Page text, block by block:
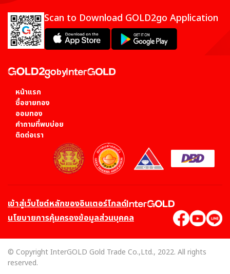
Scan to Download GOLD2go Application
by
หน้าแรก
ซื้อขายทอง
ออมทอง
คำถามที่พบบ่อย
ติดต่อเรา
เข้าสู่เว็บไซต์หลักของอินเตอร์โกลด์
นโยบายการคุ้มครองข้อมูลส่วนบุคคล
© Copyright InterGOLD Gold Trade Co.,Ltd., 2022. All rights
reserved.